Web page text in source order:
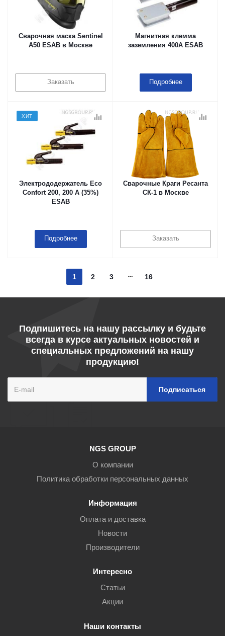
Сварочная маска Sentinel
A50 ESAB в Москве
Заказать
Магнитная клемма
заземления 400А ESAB
Подробнее
ХИТ
Электрододержатель Eco
Confort 200, 200 A (35%)
ESAB
Подробнее
Сварочные Краги Ресанта
СК-1 в Москве
Заказать
1 2 3 16
Подпишитесь на нашу рассылку и будьте
всегда в курсе актуальных новостей и
специальных предложений на нашу
продукцию!
NGS GROUP
О компании
Политика обработки персональных данных
Информация
Оплата и доставка
Новости
Производители
Интересно
Статьи
Акции
Наши контакты